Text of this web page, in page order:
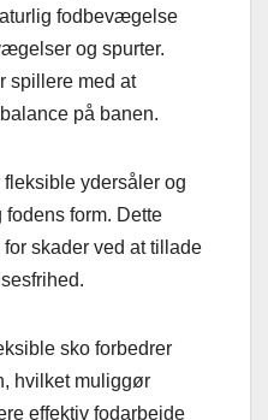
fodbevægelse
og spurter.
spillere med at
på banen.
ydersåler og
form. Dette
skader ved at tillade
sko forbedrer
hvilket muliggør
effektiv fodarbejde